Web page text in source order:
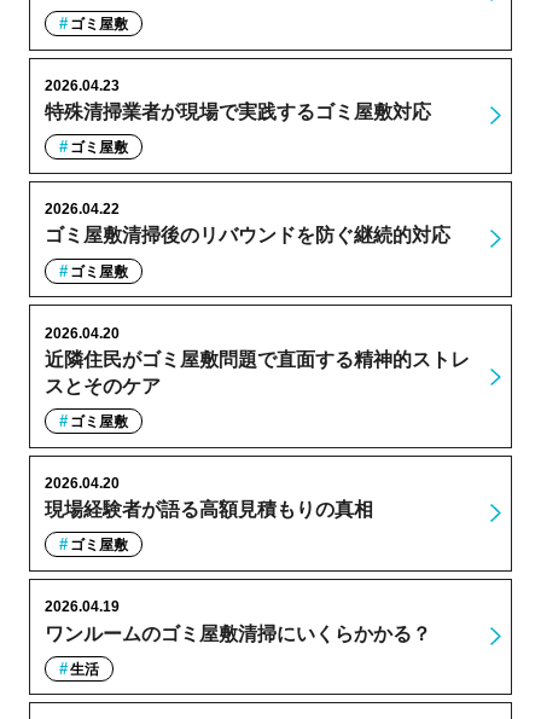
ゴミ屋敷
特殊清掃業者が現場で実践するゴミ屋敷対応
2026.04.23
ゴミ屋敷
ゴミ屋敷清掃後のリバウンドを防ぐ継続的対応
2026.04.22
ゴミ屋敷
近隣住民がゴミ屋敷問題で直面する精神的ストレ
スとそのケア
2026.04.20
ゴミ屋敷
現場経験者が語る高額見積もりの真相
2026.04.20
ゴミ屋敷
ワンルームのゴミ屋敷清掃にいくらかかる？
2026.04.19
生活